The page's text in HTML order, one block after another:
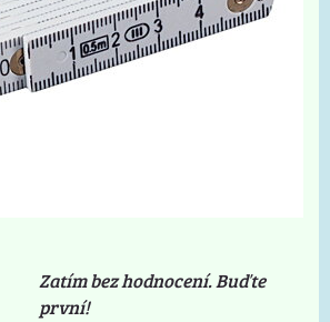
Zatím bez hodnocení. Buďte
první!